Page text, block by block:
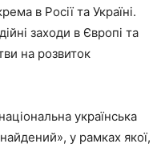
в Росії та Україні.
заходи в Європі та
на розвиток
українська
у рамках якої,